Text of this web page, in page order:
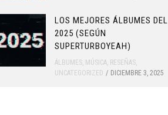
LOS MEJORES ÁLBUMES DEL
2025 (SEGÚN
SUPERTURBOYEAH)
ÁLBUMES, MÚSICA, RESEÑAS,
UNCATEGORIZED
DICIEMBRE 3, 2025